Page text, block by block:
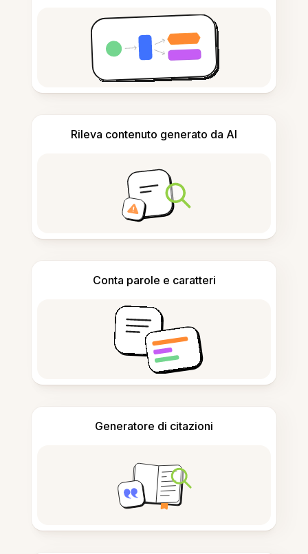
Rileva contenuto generato da AI
Conta parole e caratteri
Generatore di citazioni